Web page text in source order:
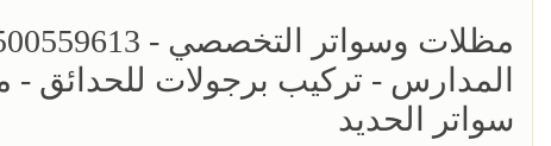
المدارس - تركيب برجولات للحدائق
سواتر الحديد